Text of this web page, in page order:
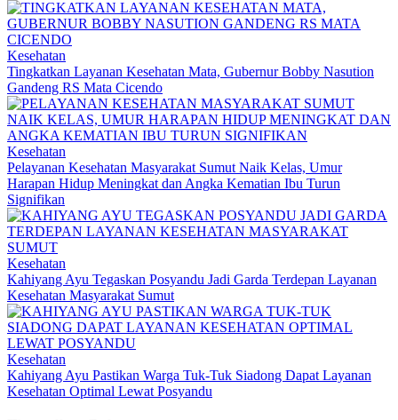
Kesehatan
Tingkatkan Layanan Kesehatan Mata, Gubernur Bobby Nasution
Gandeng RS Mata Cicendo
Kesehatan
Pelayanan Kesehatan Masyarakat Sumut Naik Kelas, Umur
Harapan Hidup Meningkat dan Angka Kematian Ibu Turun
Signifikan
Kesehatan
Kahiyang Ayu Tegaskan Posyandu Jadi Garda Terdepan Layanan
Kesehatan Masyarakat Sumut
Kesehatan
Kahiyang Ayu Pastikan Warga Tuk-Tuk Siadong Dapat Layanan
Kesehatan Optimal Lewat Posyandu